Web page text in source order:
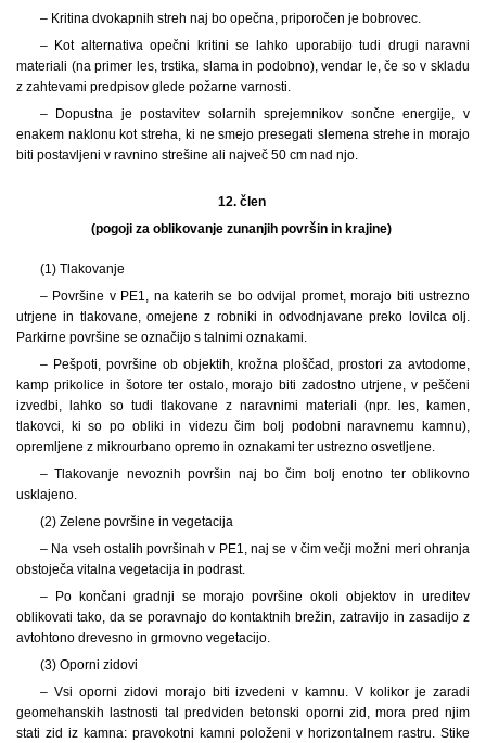
– Kritina dvokapnih streh naj bo opečna, priporočen je bobrovec.
– Kot alternativa opečni kritini se lahko uporabijo tudi drugi naravni
materiali (na primer les, trstika, slama in podobno), vendar le, če so v skladu
z zahtevami predpisov glede požarne varnosti.
– Dopustna je postavitev solarnih sprejemnikov sončne energije, v
enakem naklonu kot streha, ki ne smejo presegati slemena strehe in morajo
biti postavljeni v ravnino strešine ali največ 50 cm nad njo.
12. člen
(pogoji za oblikovanje zunanjih površin in krajine)
(1) Tlakovanje
– Površine v PE1, na katerih se bo odvijal promet, morajo biti ustrezno
utrjene in tlakovane, omejene z robniki in odvodnjavane preko lovilca olj.
Parkirne površine se označijo s talnimi oznakami.
– Pešpoti, površine ob objektih, krožna ploščad, prostori za avtodome,
kamp prikolice in šotore ter ostalo, morajo biti zadostno utrjene, v peščeni
izvedbi, lahko so tudi tlakovane z naravnimi materiali (npr. les, kamen,
tlakovci, ki so po obliki in videzu čim bolj podobni naravnemu kamnu),
opremljene z mikrourbano opremo in oznakami ter ustrezno osvetljene.
– Tlakovanje nevoznih površin naj bo čim bolj enotno ter oblikovno
usklajeno.
(2) Zelene površine in vegetacija
– Na vseh ostalih površinah v PE1, naj se v čim večji možni meri ohranja
obstoječa vitalna vegetacija in podrast.
– Po končani gradnji se morajo površine okoli objektov in ureditev
oblikovati tako, da se poravnajo do kontaktnih brežin, zatravijo in zasadijo z
avtohtono drevesno in grmovno vegetacijo.
(3) Oporni zidovi
– Vsi oporni zidovi morajo biti izvedeni v kamnu. V kolikor je zaradi
geomehanskih lastnosti tal predviden betonski oporni zid, mora pred njim
stati zid iz kamna: pravokotni kamni položeni v horizontalnem rastru. Stike